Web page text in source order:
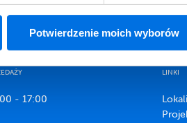
Potwierdzenie moich wyborów
- 17:00
LINKI